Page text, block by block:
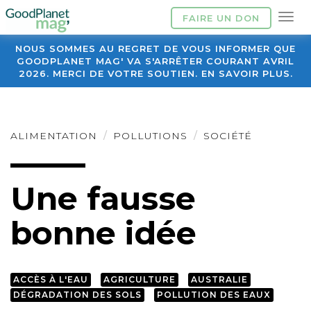
FAIRE UN DON
NOUS SOMMES AU REGRET DE VOUS INFORMER QUE
GOODPLANET MAG' VA S'ARRÊTER COURANT AVRIL
2026. MERCI DE VOTRE SOUTIEN. EN SAVOIR PLUS.
ALIMENTATION POLLUTIONS SOCIÉTÉ
Une fausse
bonne idée
ACCÈS À L'EAU AGRICULTURE
AUSTRALIE
DÉGRADATION DES SOLS
POLLUTION DES EAUX